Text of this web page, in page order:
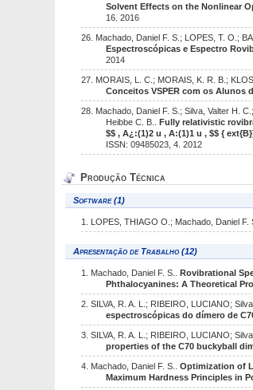
Solvent Effects on the Nonlinear
16. 2016
26. Machado, Daniel F. S.; LOPES, T. O.;
Espectroscópicas e Espectro
2014
27. MORAIS, L. C.; MORAIS, K. R. B.;
Conceitos VSPER com os Alunos
28. Machado, Daniel F. S.; Silva, Valter H.
Heibbe C. B..Fully relativistic
$$ , A¿:(1)2 u , A:(1)1 u , $$ {
ISSN: 09485023, 4. 2012
Produção Técnica
Software (1)
1. LOPES, THIAGO O.; Machado, Daniel F.
Apresentação de Trabalho (12)
1. Machado, Daniel F. S.. Rovibrational
Phthalocyanines: A Theoretical
2. SILVA, R. A. L.; RIBEIRO, LUCIANO;
espectroscópicas do dímero de
3. SILVA, R. A. L.; RIBEIRO, LUCIANO;
properties of the C70 buckyball
4. Machado, Daniel F. S.. Optimization of
Maximum Hardness Principles in